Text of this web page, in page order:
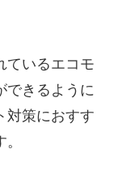
ているエコモ
できるように
対策におすす